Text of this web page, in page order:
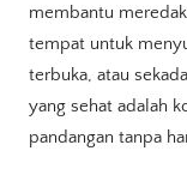
membantu
tempat untuk
terbuka, atau
yang sehat adalah
pandangan tanpa